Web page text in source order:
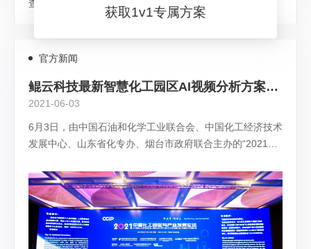
查看详情
官方新闻
鲲云科技最新智慧化工园区AI视频分析方案，亮相2021中国化工园区与产业发展论坛
2021-06-03
6月3日，由中国石油和化学工业联合会、中国化工经济技术
发展中心、山东省化专办、烟台市政府联合主办的“2021中
智慧化工园区AI视频分析方案亮相本届论坛。
获取1v1专属方案